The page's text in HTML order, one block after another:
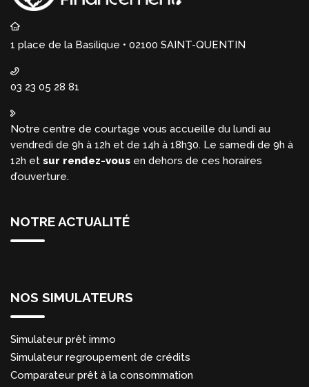
1 place de la Basilique • 02100 SAINT-QUENTIN
03 23 05 28 81
Notre centre de courtage vous accueille du lundi au
vendredi de 9h à 12h et de 14h à 18h30. Le samedi de 9h à
12h et sur rendez-vous en dehors de ces horaires
d’ouverture.
NOTRE ACTUALITÉ
NOS SIMULATEURS
Simulateur prêt immo
Simulateur regroupement de crédits
Comparateur prêt à la consommation